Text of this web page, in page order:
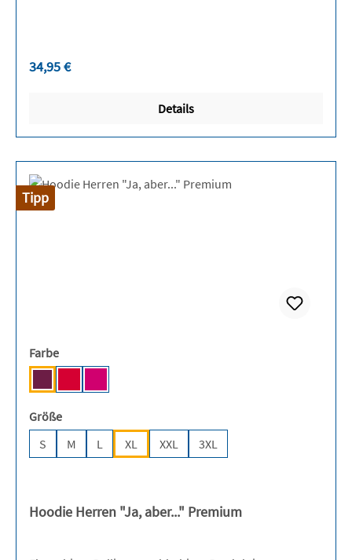
Regulärer Preis:
34,95 €
Details
Tipp
Farbeauswählen
Bordeaux [NE]
Red [NE]Pink [NE]
Größeauswählen
S
M L XL XXL 3XL
Hoodie Herren "Ja, aber..." Premium